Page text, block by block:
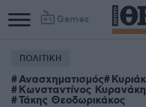
Games
Column
1
Column
2
ΠΟΛΙΤΙΚΗ
Ανασχηματισμός
Κωνσταντίνος
Τάκης Θεοδωρικάκος